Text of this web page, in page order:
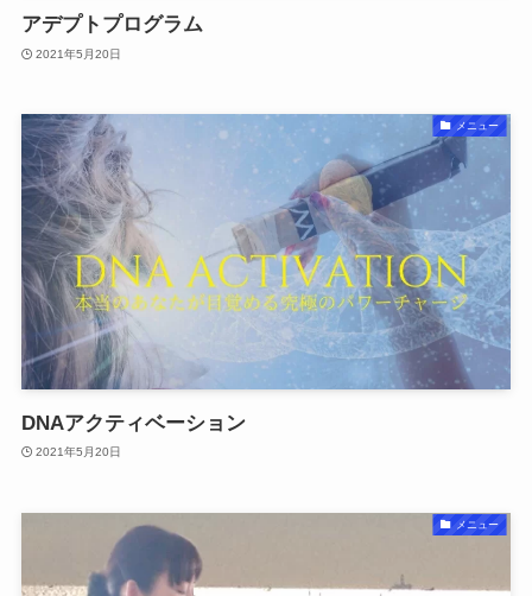
アデプトプログラム
2021年5月20日
メニュー
DNAアクティベーション
2021年5月20日
メニュー